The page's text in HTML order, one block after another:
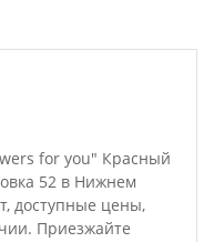
for you" Красный
52 в Нижнем
доступные цены,
Приезжайте